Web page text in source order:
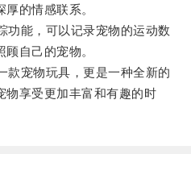
的情感联系。
能，可以记录宠物的运动数
自己的宠物。
宠物玩具，更是一种全新的
物享受更加丰富和有趣的时